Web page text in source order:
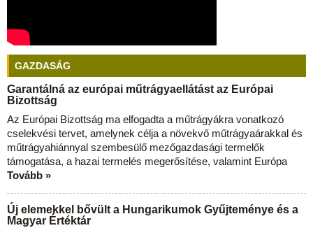
GAZDASÁG
Garantálná az európai műtrágyaellátást az Európai
Bizottság
Az Európai Bizottság ma elfogadta a műtrágyákra vonatkozó
cselekvési tervet, amelynek célja a növekvő műtrágyaárakkal és
műtrágyahiánnyal szembesülő mezőgazdasági termelők
támogatása, a hazai termelés megerősítése, valamint Európa
Tovább »
Új elemekkel bővült a Hungarikumok Gyűjteménye és a
Magyar Értéktár